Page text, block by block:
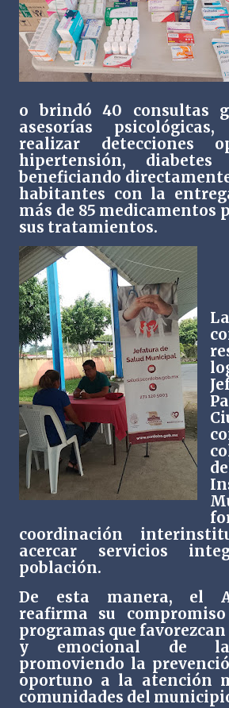
o brindó 40 consultas
asesorías
realizar detecciones
hipertensión, diabetes
beneficiando
habitantes con la
más de 85 medicamentos
sus tratamientos.
coordinación
acercar servicios
población.
De esta manera, el
reafirma su
programas que
y emocional de
promoviendo la
oportuno a la atención
comunidades del